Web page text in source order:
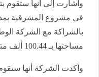
في مشروع المشرقية
بالشراكة مع الشركة
مساحتها بـ 100.44 ألف متر مربع
وأكدت الشركة أنها